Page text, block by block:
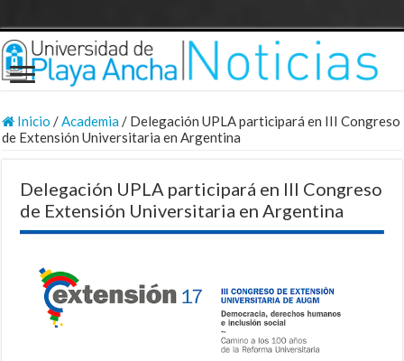
Inicio /Academia/ Delegación UPLA participará en III Congreso
de Extensión Universitaria en Argentina
Delegación UPLA participará en III Congreso
de Extensión Universitaria en Argentina